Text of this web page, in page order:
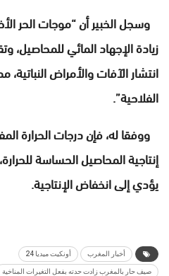
وسجل الخبير أن “موجات الحر
زيادة الإجهاد المائي للمحاصيل،
انتشار الآفات والأمراض
الفلاحية”.
ووفقا له، فإن درجات الحرارة
إنتاجية المحاصيل الحساسة
يؤدي إلى انخفاض الإنتاجية.
أخبار المغرب أونكيت ميديا 24
صيف حار بالمغرب زادت حدته بفعل التغيرات المناخية